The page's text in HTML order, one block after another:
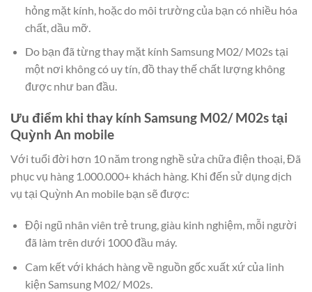
hỏng mặt kính, hoặc do môi trường của bạn có nhiều hóa
chất, dầu mỡ.
Do bạn đã từng thay mặt kính Samsung M02/ M02s tại
một nơi không có uy tín, đồ thay thế chất lượng không
được như ban đầu.
Ưu điểm khi thay kính Samsung M02/ M02s tại
Quỳnh An mobile
Với tuổi đời hơn 10 năm trong nghề sửa chữa điện thoại, Đã
phục vụ hàng 1.000.000+ khách hàng. Khi đến sử dụng dịch
vụ tại Quỳnh An mobile bạn sẽ được:
Đội ngũ nhân viên trẻ trung, giàu kinh nghiệm, mỗi người
đã làm trên dưới 1000 đầu máy.
Cam kết với khách hàng về nguồn gốc xuất xứ của linh
kiện Samsung M02/ M02s.